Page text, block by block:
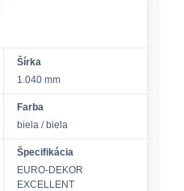
Šírka
1.040 mm
Farba
biela / biela
Špecifikácia
EURO-DEKOR
EXCELLENT